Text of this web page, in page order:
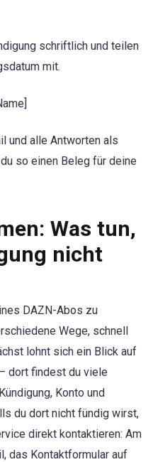
schriftlich und teilen
mit.
und alle Antworten als
so einen Beleg für deine
Was tun,
nicht
DAZN-Abos zu
Wege, schnell
lohnt sich ein Blick auf
dort findest du viele
Konto und
du dort nicht fündig wirst,
direkt kontaktieren: Am
das Kontaktformular auf